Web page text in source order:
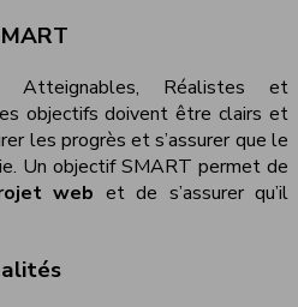
Atteignables, Réalistes et
objectifs doivent être clairs et
les progrès et s’assurer que le
Un objectif SMART permet de
web et de s’assurer qu’il